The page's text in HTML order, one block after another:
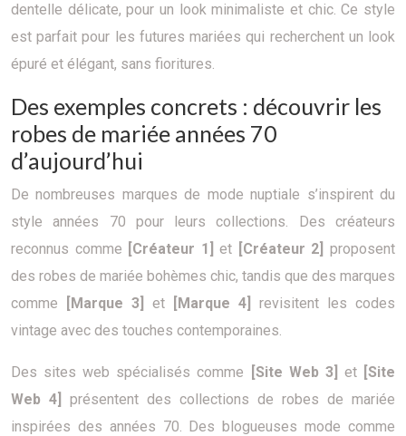
dentelle délicate, pour un look minimaliste et chic. Ce style
est parfait pour les futures mariées qui recherchent un look
épuré et élégant, sans fioritures.
Des exemples concrets : découvrir les
robes de mariée années 70
d’aujourd’hui
De nombreuses marques de mode nuptiale s’inspirent du
style années 70 pour leurs collections. Des créateurs
reconnus comme [Créateur 1]et [Créateur 2]proposent
des robes de mariée bohèmes chic, tandis que des marques
comme
[Marque 3] et [Marque 4] revisitent les codes
vintage avec des touches contemporaines.
Des sites web spécialisés comme [Site Web 3] et [Site
Web 4] présentent des collections de robes de mariée
inspirées des années 70. Des blogueuses mode comme